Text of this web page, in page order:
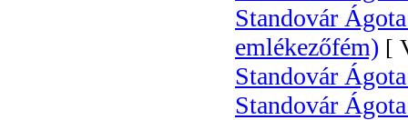
Standovár
emlékezőfém) [
Standovár
Standovár